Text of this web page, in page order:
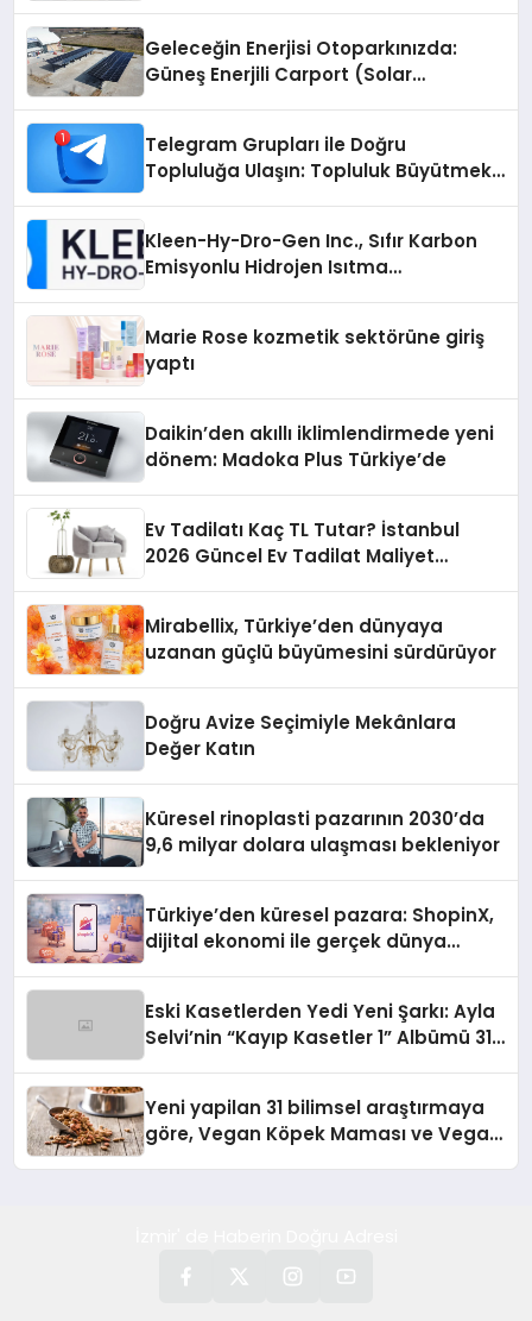
Geleceğin Enerjisi Otoparkınızda:
Güneş Enerjili Carport (Solar
Telegram Grupları ile Doğru
Topluluğa Ulaşın: Topluluk Büyütmek
Kleen-Hy-Dro-Gen Inc., Sıfır Karbon
Emisyonlu Hidrojen Isıtma
Marie Rose kozmetik sektörüne giriş
yaptı
Daikin’den akıllı iklimlendirmede yeni
dönem: Madoka Plus Türkiye’de
Ev Tadilatı Kaç TL Tutar? İstanbul
2026 Güncel Ev Tadilat Maliyet
Mirabellix, Türkiye’den dünyaya
uzanan güçlü büyümesini sürdürüyor
Doğru Avize Seçimiyle Mekânlara
Değer Katın
Küresel rinoplasti pazarının 2030’da
9,6 milyar dolara ulaşması bekleniyor
Türkiye’den küresel pazara: ShopinX,
dijital ekonomi ile gerçek dünya
Eski Kasetlerden Yedi Yeni Şarkı: Ayla
Selvi’nin “Kayıp Kasetler 1” Albümü 31
Yeni yapilan 31 bilimsel araştırmaya
göre, Vegan Köpek Maması ve Vegan